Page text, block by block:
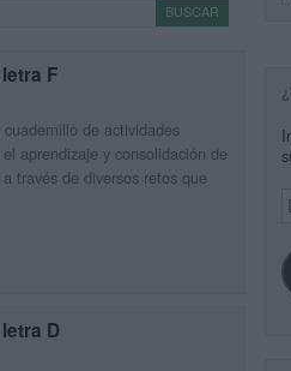
F
de actividades
aprendizaje y consolidación de
través de diversos retos que
D